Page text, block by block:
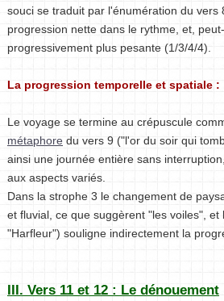
souci se traduit par l'énumération du vers
progression nette dans le rythme, et,
progressivement plus pesante (1/3/4/4).
La progression temporelle et spatiale :
Le voyage se termine au crépuscule
métaphore du vers 9 ("l'or du soir qui
ainsi une journée entière sans
aux aspects variés.
Dans la strophe 3 le changement de
et fluvial, ce que suggèrent "les voiles", et
"Harfleur") souligne indirectement la
III. Vers 11 et 12 : Le dénouement